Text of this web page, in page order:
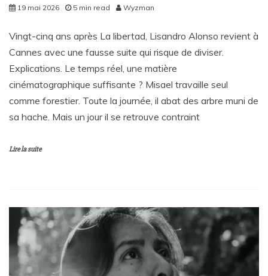
19 mai 2026 5 min read Wyzman
Vingt-cinq ans après La libertad, Lisandro Alonso revient à
Cannes avec une fausse suite qui risque de diviser.
Explications. Le temps réel, une matière
cinématographique suffisante ? Misael travaille seul
comme forestier. Toute la journée, il abat des arbre muni de
sa hache. Mais un jour il se retrouve contraint
Lire la suite